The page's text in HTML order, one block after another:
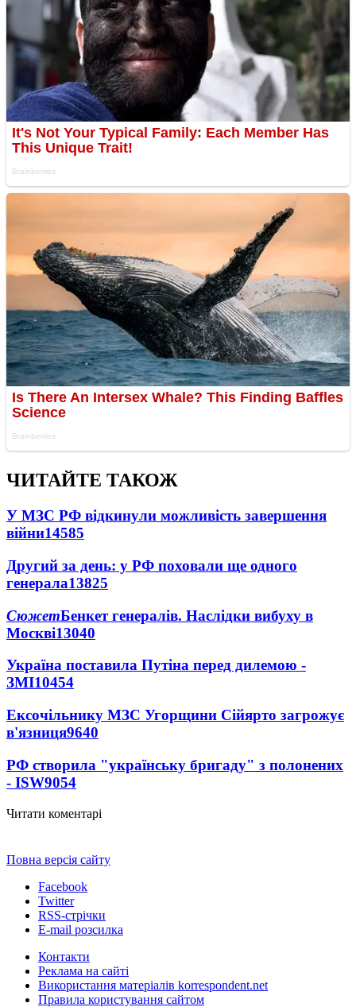
ЧИТАЙТЕ ТАКОЖ
У МЗС РФ відкинули можливість завершення
війни14585
Другий за день: у РФ поховали ще одного
генерала13825
СюжетБенкет генералів. Наслідки вибуху в
Москві13040
Україна поставила Путіна перед дилемою -
ЗМІ10454
Ексочільнику МЗС Угорщини Сійярто загрожує
в'язниця9640
РФ створила "українську бригаду" з полонених
- ISW9054
Читати коментарі
Повна версія сайту
Facebook
Twitter
RSS-стрічки
E-mail розсилка
Контакти
Реклама на сайті
Використання матеріалів korrespondent.net
Правила користування сайтом